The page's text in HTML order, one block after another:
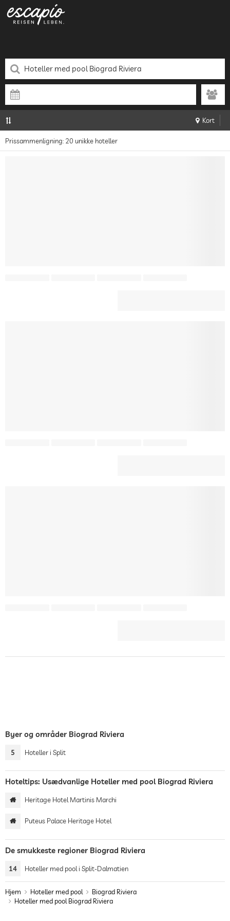
Kort
Prissammenligning: 20 unikke hoteller
Byer og områder Biograd Riviera
5 Hoteller i Split
Hoteltips: Usædvanlige Hoteller med pool Biograd Riviera
Heritage Hotel Martinis Marchi
Puteus Palace Heritage Hotel
De smukkeste regioner Biograd Riviera
14 Hoteller med pool i Split-Dalmatien
Hjem Hoteller med pool
Biograd Riviera
Hoteller med pool Biograd Riviera